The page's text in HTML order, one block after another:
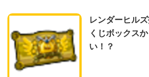
レンダーヒル
くじボックス
い！？